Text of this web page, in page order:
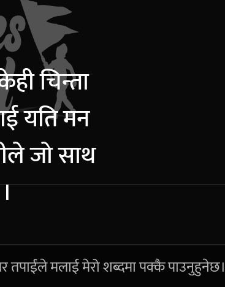
चिन्ता
यति मन
जो साथ
तपाईंले मलाई मेरो शब्दमा पक्कै